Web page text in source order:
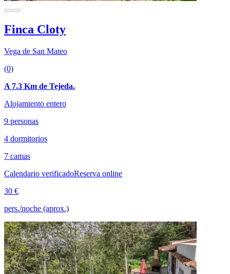
Finca Cloty
Vega de San Mateo
(0)
A 7.3 Km de Tejeda.
Alojamiento entero
9 personas
4 dormitorios
7 camas
Calendario verificadoReserva online
30 €
pers./noche (aprox.)